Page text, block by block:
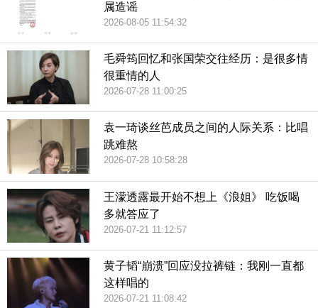
属造谣
2026-08-05 11:54:32
毛舜筠回忆和张国荣交往经历：是很多情
很重情的人
2026-07-28 11:00:25
袁一琦谈丝芭成员之间的人际关系：比唱
跳难熬
2026-07-28 10:58:28
王濛透露最开始不想上《浪姐》 吃饭喝
多就答应了
2026-07-21 11:12:57
黄子韬“崩溃”回应没拉裤链：我刚一直都
这样唱的
2026-07-21 11:08:42